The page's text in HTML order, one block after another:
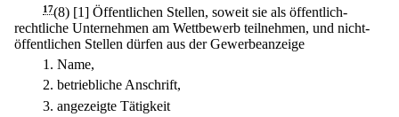
17(8) [1] Öffentlichen Stellen, soweit sie als öffentlich-
rechtliche Unternehmen am Wettbewerb teilnehmen, und nicht-
öffentlichen Stellen dürfen aus der Gewerbeanzeige
1. Name,
2. betriebliche Anschrift,
3. angezeigte Tätigkeit